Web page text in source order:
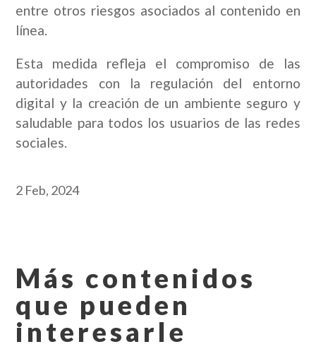
entre otros riesgos asociados al contenido en
línea.
Esta medida refleja el compromiso de las
autoridades con la regulación del entorno
digital y la creación de un ambiente seguro y
saludable para todos los usuarios de las redes
sociales.
2 Feb, 2024
Más contenidos
que pueden
interesarle